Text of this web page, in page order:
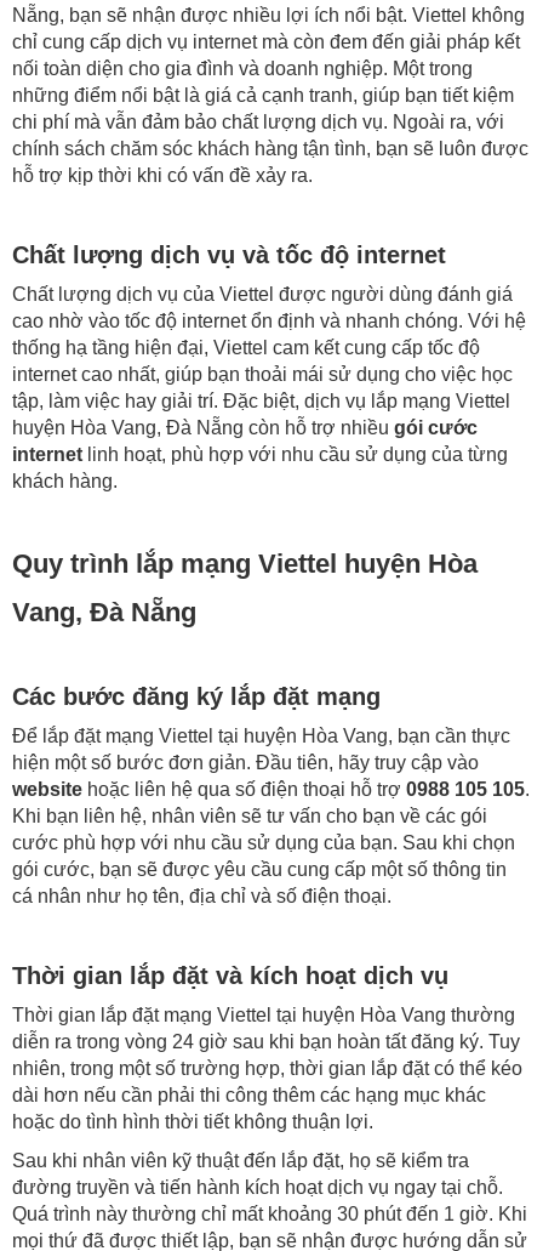
Nẵng, bạn sẽ nhận được nhiều lợi ích nổi bật. Viettel không
chỉ cung cấp dịch vụ internet mà còn đem đến giải pháp kết
nối toàn diện cho gia đình và doanh nghiệp. Một trong
những điểm nổi bật là giá cả cạnh tranh, giúp bạn tiết kiệm
chi phí mà vẫn đảm bảo chất lượng dịch vụ. Ngoài ra, với
chính sách chăm sóc khách hàng tận tình, bạn sẽ luôn được
hỗ trợ kịp thời khi có vấn đề xảy ra.
Chất lượng dịch vụ và tốc độ internet
Chất lượng dịch vụ của Viettel được người dùng đánh giá
cao nhờ vào tốc độ internet ổn định và nhanh chóng. Với hệ
thống hạ tầng hiện đại, Viettel cam kết cung cấp tốc độ
internet cao nhất, giúp bạn thoải mái sử dụng cho việc học
tập, làm việc hay giải trí. Đặc biệt, dịch vụ lắp mạng Viettel
huyện Hòa Vang, Đà Nẵng còn hỗ trợ nhiều gói cước
internet linh hoạt, phù hợp với nhu cầu sử dụng của từng
khách hàng.
Quy trình lắp mạng Viettel huyện Hòa
Vang, Đà Nẵng
Các bước đăng ký lắp đặt mạng
Để lắp đặt mạng Viettel tại huyện Hòa Vang, bạn cần thực
hiện một số bước đơn giản. Đầu tiên, hãy truy cập vào
website hoặc liên hệ qua số điện thoại hỗ trợ 0988 105 105.
Khi bạn liên hệ, nhân viên sẽ tư vấn cho bạn về các gói
cước phù hợp với nhu cầu sử dụng của bạn. Sau khi chọn
gói cước, bạn sẽ được yêu cầu cung cấp một số thông tin
cá nhân như họ tên, địa chỉ và số điện thoại.
Thời gian lắp đặt và kích hoạt dịch vụ
Thời gian lắp đặt mạng Viettel tại huyện Hòa Vang thường
diễn ra trong vòng 24 giờ sau khi bạn hoàn tất đăng ký. Tuy
nhiên, trong một số trường hợp, thời gian lắp đặt có thể kéo
dài hơn nếu cần phải thi công thêm các hạng mục khác
hoặc do tình hình thời tiết không thuận lợi.
Sau khi nhân viên kỹ thuật đến lắp đặt, họ sẽ kiểm tra
đường truyền và tiến hành kích hoạt dịch vụ ngay tại chỗ.
Quá trình này thường chỉ mất khoảng 30 phút đến 1 giờ. Khi
mọi thứ đã được thiết lập, bạn sẽ nhận được hướng dẫn sử